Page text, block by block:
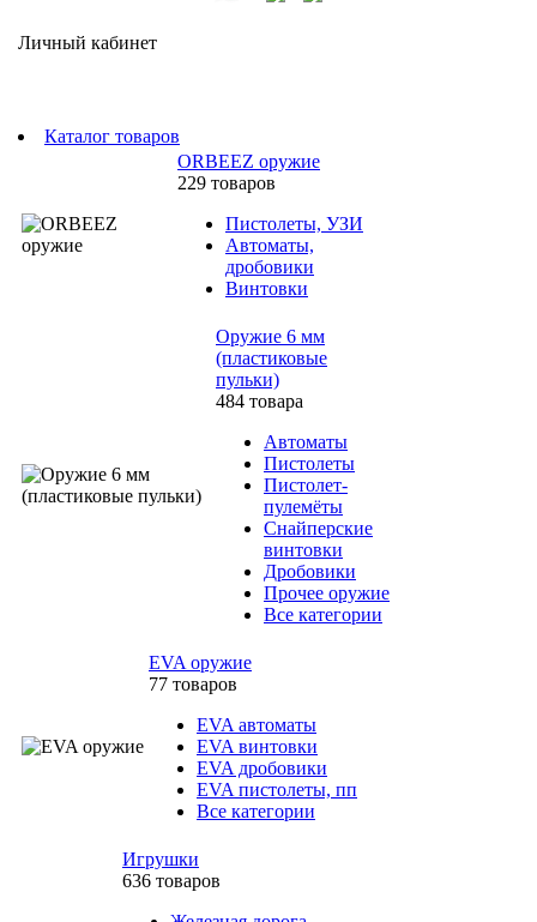
Личный кабинет
Каталог товаров
ORBEEZ оружие
229 товаров
Пистолеты, УЗИ
Автоматы,
дробовики
Винтовки
Оружие 6 мм
(пластиковые
пульки)
484 товара
Автоматы
Пистолеты
Пистолет-
пулемёты
Снайперские
винтовки
Дробовики
Прочее оружие
Все категории
EVA оружие
77 товаров
EVA автоматы
EVA винтовки
EVA дробовики
EVA пистолеты, пп
Все категории
Игрушки
636 товаров